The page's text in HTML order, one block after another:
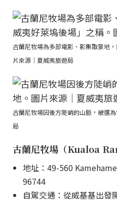
古蘭尼牧場為多部電影、影集取景地
片來源｜夏威夷旅遊局
古蘭尼牧場因後方陡峭的山脈，被選
局
古蘭尼牧場（Kualoa
地址：49-560
96744
自駕交通：從威基基出發